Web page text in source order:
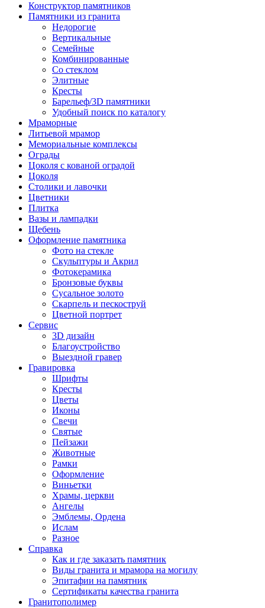
Конструктор памятников
Памятники из гранита
Недорогие
Вертикальные
Семейные
Комбинированные
Со стеклом
Элитные
Кресты
Барельеф/3D памятники
Удобный поиск по каталогу
Мраморные
Литьевой мрамор
Мемориальные комплексы
Ограды
Цоколя с кованой оградой
Цоколя
Столики и лавочки
Цветники
Плитка
Вазы и лампадки
Щебень
Оформление памятника
Фото на стекле
Скульптуры и Акрил
Фотокерамика
Бронзовые буквы
Сусальное золото
Скарпель и пескоструй
Цветной портрет
Сервис
3D дизайн
Благоустройство
Выездной гравер
Гравировка
Шрифты
Кресты
Цветы
Иконы
Свечи
Святые
Пейзажи
Животные
Рамки
Оформление
Виньетки
Храмы, церкви
Ангелы
Эмблемы, Ордена
Ислам
Разное
Справка
Как и где заказать памятник
Виды гранита и мрамора на могилу
Эпитафии на памятник
Сертификаты качества гранита
Гранитополимер